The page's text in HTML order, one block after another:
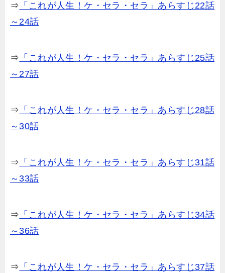
⇒ 「これが人生！ケ・セラ・セラ」あらすじ22話
～24話
⇒ 「これが人生！ケ・セラ・セラ」あらすじ25話
～27話
⇒ 「これが人生！ケ・セラ・セラ」あらすじ28話
～30話
⇒ 「これが人生！ケ・セラ・セラ」あらすじ31話
～33話
⇒ 「これが人生！ケ・セラ・セラ」あらすじ34話
～36話
⇒ 「これが人生！ケ・セラ・セラ」あらすじ37話